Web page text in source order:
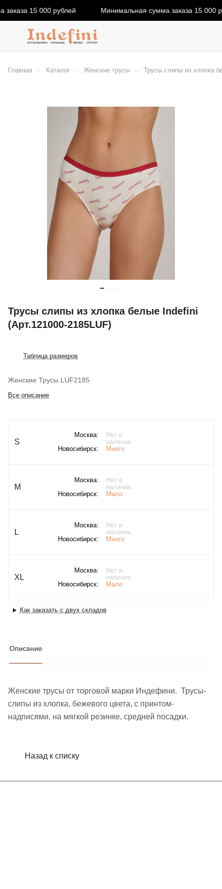
15 000 рублей Минимальная сумма заказа 15 000
Главная – Каталог – Женские трусы – Трусы слипы из хлопка
Трусы слипы из хлопка белые Indefini
(Арт.121000-2185LUF)
Таблица размеров
Женские Трусы LUF2185
Все описание
S
Москва:
Нет в
наличии
Новосибирск:
Много
M
Москва:
Нет в
наличии
Новосибирск:
Мало
L
Москва:
Нет в
наличии
Новосибирск:
Много
XL
Москва:
Нет в
наличии
Новосибирск:
Мало
Как заказать с двух складов
Описание
Женские трусы от торговой марки Индефини. Трусы-
слипы из хлопка, бежевого цвета, с принтом-
надписями, на мягкой резинке, средней посадки.
Назад к списку